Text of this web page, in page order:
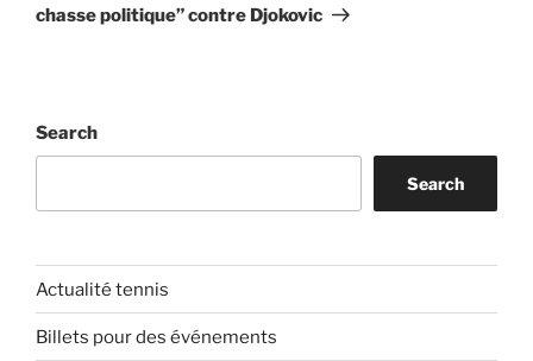
chasse politique” contre Djokovic
Search
Search
Actualité tennis
Billets pour des événements